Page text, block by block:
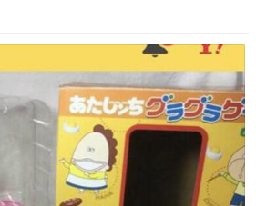
ﾆ
んな思い出の風景… ありますか？